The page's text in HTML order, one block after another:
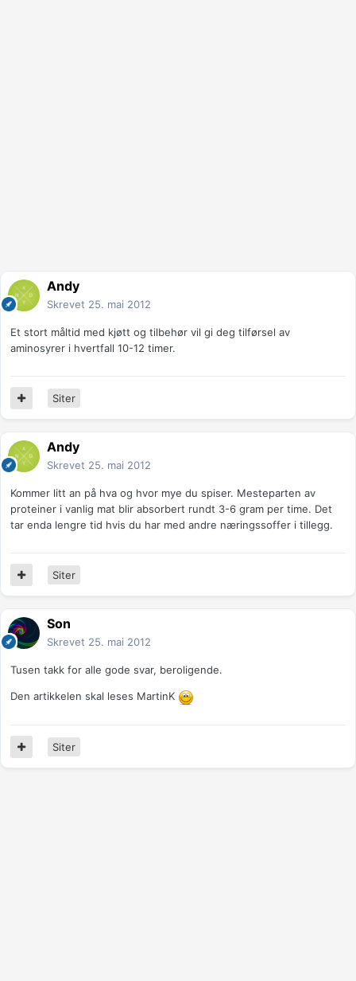
Andy
Skrevet 25. mai 2012
Et stort måltid med kjøtt og tilbehør vil gi deg tilførsel av
aminosyrer i hvertfall 10-12 timer.
Siter
Andy
Skrevet 25. mai 2012
Kommer litt an på hva og hvor mye du spiser. Mesteparten av
proteiner i vanlig mat blir absorbert rundt 3-6 gram per time. Det
tar enda lengre tid hvis du har med andre næringssoffer i tillegg.
Siter
Son
Skrevet 25. mai 2012
Tusen takk for alle gode svar, beroligende.
Den artikkelen skal leses MartinK
Siter